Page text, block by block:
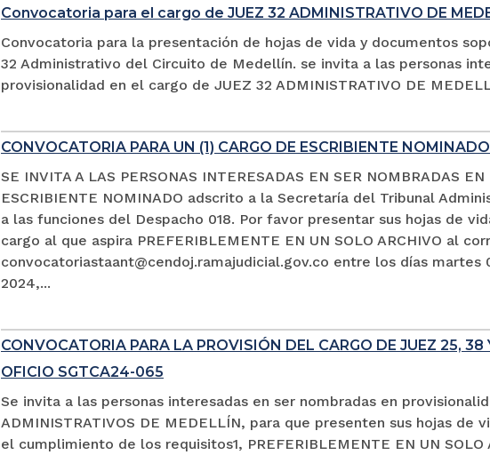
Convocatoria para el cargo de JUEZ 32 ADMINISTRATIVO DE
Convocatoria para la presentación de hojas de vida y documentos
32 Administrativo del Circuito de Medellín. se invita a las personas
provisionalidad en el cargo de JUEZ 32 ADMINISTRATIVO DE
CONVOCATORIA PARA UN (1) CARGO DE ESCRIBIENTE
SE INVITA A LAS PERSONAS INTERESADAS EN SER NOMBRADAS
ESCRIBIENTE NOMINADO adscrito a la Secretaría del Tribunal
a las funciones del Despacho 018. Por favor presentar sus hojas de
cargo al que aspira PREFERIBLEMENTE EN UN SOLO ARCHIVO al
convocatoriastaant@cendoj.ramajudicial.gov.co entre los días
2024,...
CONVOCATORIA PARA LA PROVISIÓN DEL CARGO DE JUEZ 25,
OFICIO SGTCA24-065
Se invita a las personas interesadas en ser nombradas en
ADMINISTRATIVOS DE MEDELLÍN, para que presenten sus hojas
el cumplimiento de los requisitos1, PREFERIBLEMENTE EN UN